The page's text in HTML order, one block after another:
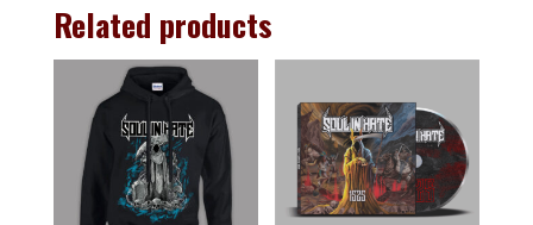
Related products